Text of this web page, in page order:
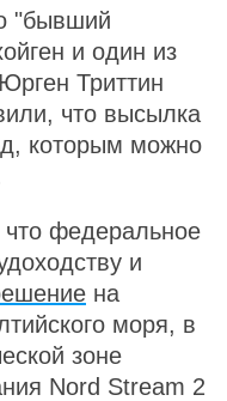
"бывший
и один из
Триттин
что высылка
которым можно
что федеральное
и
на
моря, в
зоне
Nord Stream 2